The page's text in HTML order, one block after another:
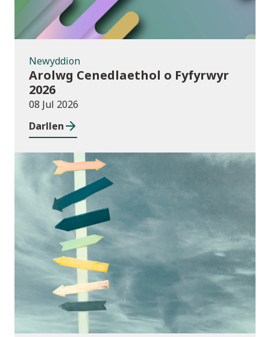
Newyddion
Arolwg Cenedlaethol o Fyfyrwyr
2026
08 Jul 2026
Darllen
Cyhoeddiadau